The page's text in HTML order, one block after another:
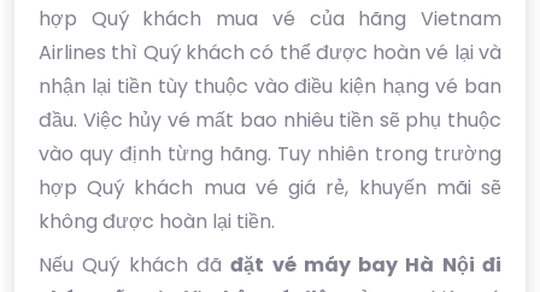
hợp Quý khách mua vé của hãng Vietnam
Airlines thì Quý khách có thể được hoàn vé lại và
nhận lại tiền tùy thuộc vào điều kiện hạng vé ban
đầu. Việc hủy vé mất bao nhiêu tiền sẽ phụ thuộc
vào quy định từng hãng. Tuy nhiên trong trường
hợp Quý khách mua vé giá rẻ, khuyến mãi sẽ
không được hoàn lại tiền.
Nếu Quý khách đãđặt vé máy bay Hà Nội đi